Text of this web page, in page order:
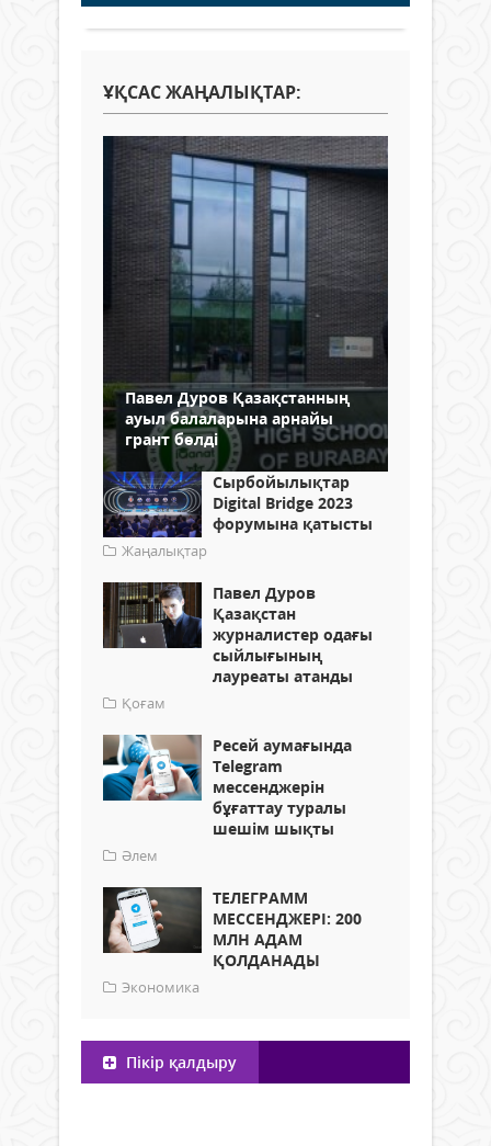
ҰҚСАС ЖАҢАЛЫҚТАР:
Павел Дуров Қазақстанның
ауыл балаларына арнайы
грант бөлді
Сырбойылықтар
Digital Bridge 2023
форумына қатысты
Жаңалықтар
Павел Дуров
Қазақстан
журналистер одағы
сыйлығының
лауреаты атанды
Қоғам
Ресей аумағында
Telegram
мессенджерін
бұғаттау туралы
шешім шықты
Әлем
ТЕЛЕГРАММ
МЕССЕНДЖЕРІ: 200
МЛН АДАМ
ҚОЛДАНАДЫ
Экономика
Пікір қалдыру